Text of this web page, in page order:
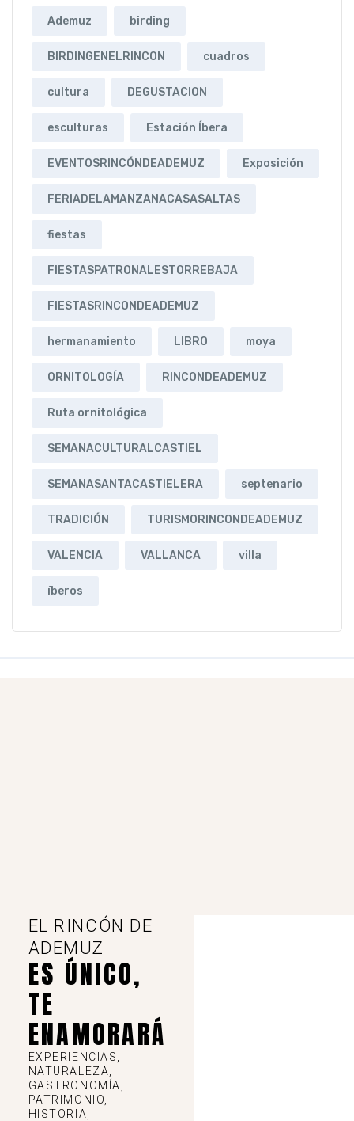
Ademuz birding
BIRDINGENELRINCON cuadros
cultura DEGUSTACION
esculturas Estación Íbera
EVENTOSRINCÓNDEADEMUZ Exposición
FERIADELAMANZANACASASALTAS
fiestas
FIESTASPATRONALESTORREBAJA
FIESTASRINCONDEADEMUZ
hermanamiento LIBRO moya
ORNITOLOGÍA RINCONDEADEMUZ
Ruta ornitológica
SEMANACULTURALCASTIEL
SEMANASANTACASTIELERA septenario
TRADICIÓN TURISMORINCONDEADEMUZ
VALENCIA VALLANCA villa
íberos
EL RINCÓN DE
ADEMUZ
ES ÚNICO,
TE
ENAMORARÁ
EXPERIENCIAS,
NATURALEZA,
GASTRONOMÍA,
PATRIMONIO,
HISTORIA,